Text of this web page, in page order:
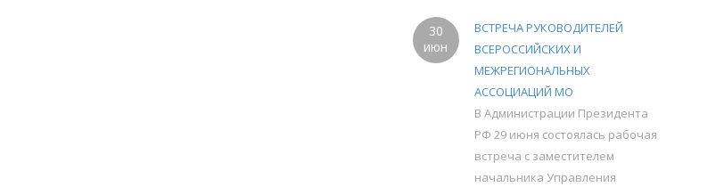
30
июн
ВСТРЕЧА РУКОВОДИТЕЛЕЙ
ВСЕРОССИЙСКИХ И
МЕЖРЕГИОНАЛЬНЫХ
АССОЦИАЦИЙ МО
В Администрации Президента
РФ 29 июня состоялась рабочая
встреча с заместителем
начальника Управления